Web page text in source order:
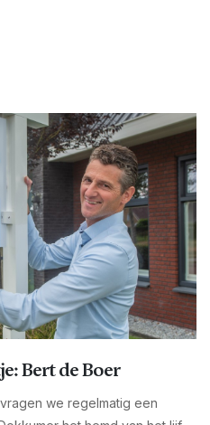
Bert de Boer
we regelmatig een